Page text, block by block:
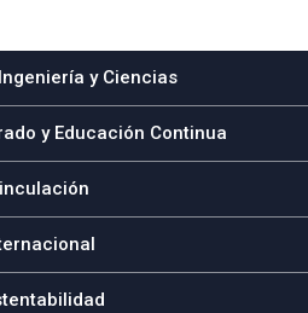
y Ciencias
y Educación Continua